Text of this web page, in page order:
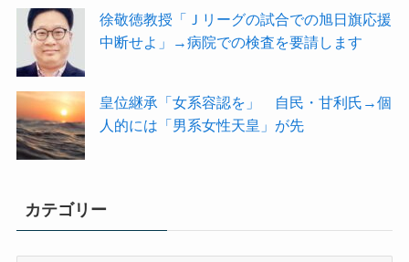
徐敬徳教授「Ｊリーグの試合での旭日旗応援
中断せよ」→病院での検査を要請します
皇位継承「女系容認を」 自民・甘利氏→個
人的には「男系女性天皇」が先
カテゴリー